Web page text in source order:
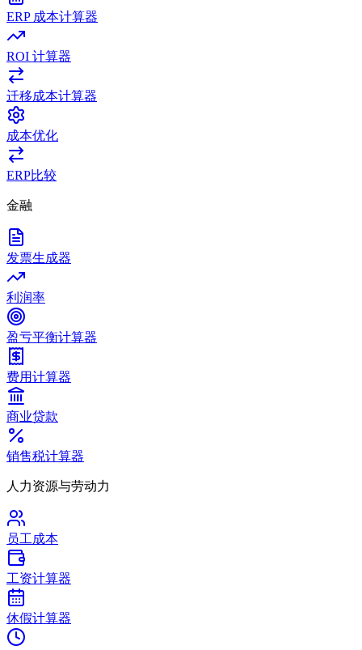
ERP 成本计算器
ROI 计算器
迁移成本计算器
成本优化
ERP比较
金融
发票生成器
利润率
盈亏平衡计算器
费用计算器
商业贷款
销售税计算器
人力资源与劳动力
员工成本
工资计算器
休假计算器